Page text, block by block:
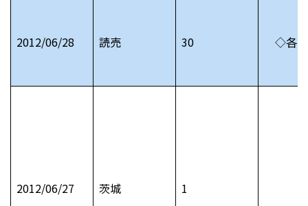
2012/06/28 読売 30 ◇各市
2012/06/27 茨城 1